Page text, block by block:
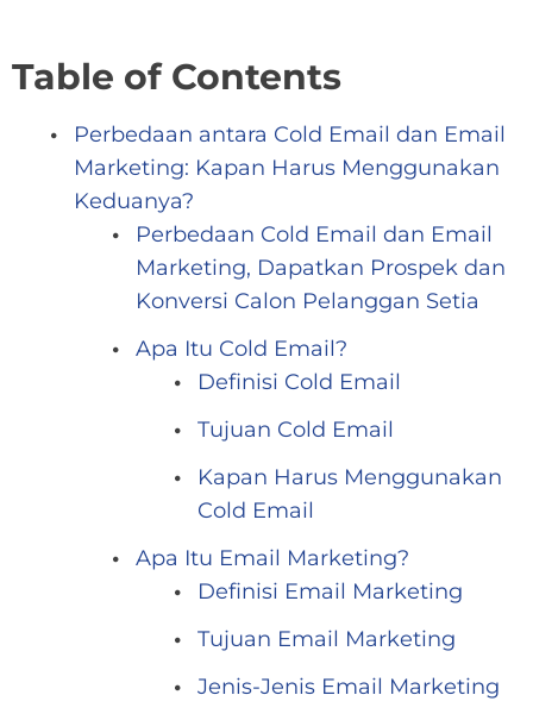
Table of Contents
Perbedaan antara Cold Email dan Email
Marketing: Kapan Harus Menggunakan
Keduanya?
Perbedaan Cold Email dan Email
Marketing, Dapatkan Prospek dan
Konversi Calon Pelanggan Setia
Apa Itu Cold Email?
Definisi Cold Email
Tujuan Cold Email
Kapan Harus Menggunakan
Cold Email
Apa Itu Email Marketing?
Definisi Email Marketing
Tujuan Email Marketing
Jenis-Jenis Email Marketing